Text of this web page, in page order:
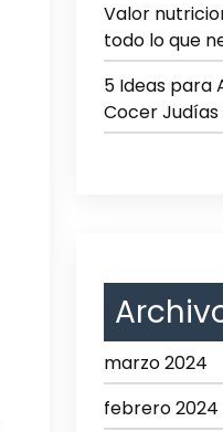
Valor
todo lo que
5 Ideas para
Cocer
marzo 2024
febrero 2024